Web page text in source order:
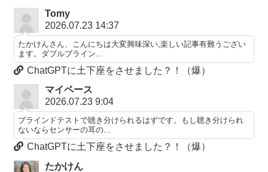
Tomy
2026.07.23 14:37
たかけんさん、こんにちは大変興味深い,楽しい記事有難うござい
ます。ダブルブライン...
ChatGPTに土下座をさせました？！（爆）
マイペース
2026.07.23 9:04
ブラインドテストで聴き分けられるはずです。もし聴き分けられ
ないならセンサーの耳の...
ChatGPTに土下座をさせました？！（爆）
たかけん